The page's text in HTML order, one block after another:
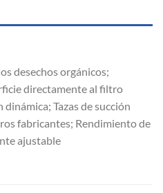
desechos orgánicos;
directamente al filtro
Tazas de succión
fabricantes; Rendimiento de
ajustable